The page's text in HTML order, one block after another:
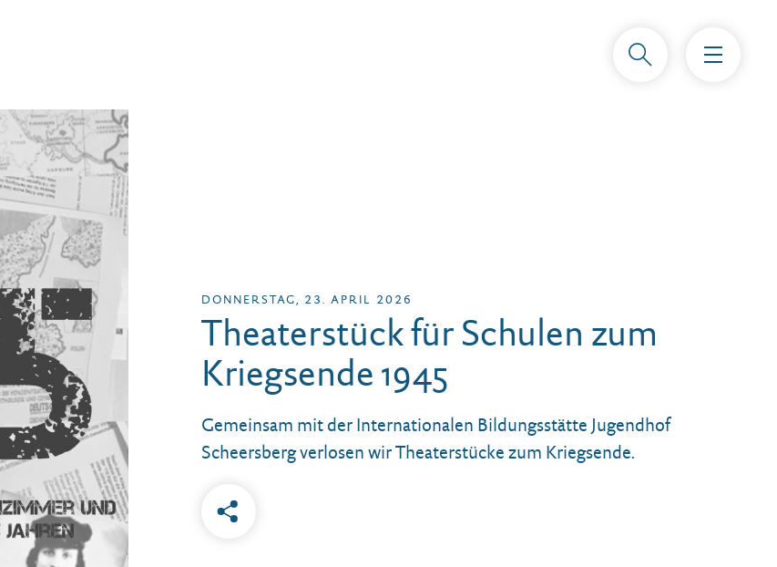
DONNERSTAG, 23. APRIL 2026
Theaterstück für Schulen zum
Kriegsende 1945
Gemeinsam mit der Internationalen Bildungsstätte Jugendhof
Scheersberg verlosen wir Theaterstücke zum Kriegsende.